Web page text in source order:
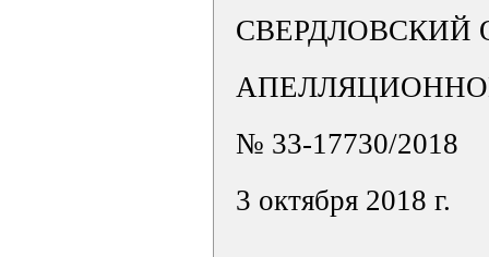
СВЕРДЛОВСКИЙ
№ 33-17730/2018
3 октября 2018 г.